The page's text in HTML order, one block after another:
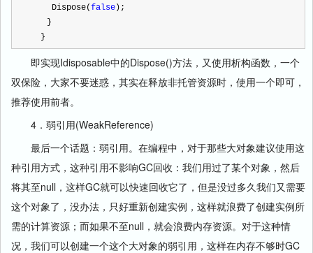
    Dispose(
false );
   }
}
即实现Idisposable中的Dispose()方法，又使用析构函数，一个
双保险，大家不要迷惑，其实在释放非托管资源时，使用一个即可，
推荐使用前者。
4．弱引用(WeakReference)
最后一个话题：弱引用。在编程中，对于那些大对象建议使用这
种引用方式，这种引用不影响GC回收：我们用过了某个对象，然后
将其至null，这样GC就可以快速回收它了，但是没过多久我们又需要
这个对象了，没办法，只好重新创建实例，这样就浪费了创建实例所
需的计算资源；而如果不至null，就会浪费内存资源。对于这种情
况，我们可以创建一个这个大对象的弱引用，这样在内存不够时GC